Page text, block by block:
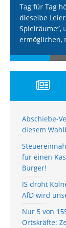
Tag für Tag
dieselbe
Spielräume“,
ermöglichen,
Abschiebe-
diesem
für einen
Bürger!
IS droht
AfD wird
Nur 5 von
Ortskräfte: